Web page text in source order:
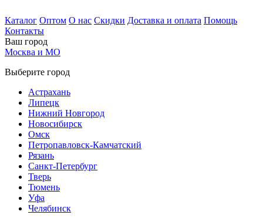
Каталог Оптом О нас Скидки Доставка и оплата Помощь
Контакты
Ваш город
Москва и МО
Выберите город
Астрахань
Липецк
Нижний Новгород
Новосибирск
Омск
Петропавловск-Камчатский
Рязань
Санкт-Петербург
Тверь
Тюмень
Уфа
Челябинск